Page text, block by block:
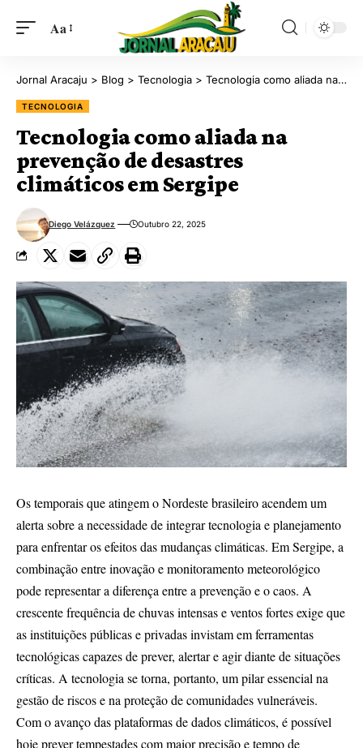
Aa
Jornal Aracaju > Blog > Tecnologia > Tecnologia como aliada na prevenção de desastres climáticos em Sergipe
TECNOLOGIA
Tecnologia como aliada na
prevenção de desastres
climáticos em Sergipe
Diego Velázquez Outubro 22, 2025
Os temporais que atingem o Nordeste brasileiro acendem um
alerta sobre a necessidade de integrar tecnologia e planejamento
para enfrentar os efeitos das mudanças climáticas. Em Sergipe, a
combinação entre inovação e monitoramento meteorológico
pode representar a diferença entre a prevenção e o caos. A
crescente frequência de chuvas intensas e ventos fortes exige que
as instituições públicas e privadas invistam em ferramentas
tecnológicas capazes de prever, alertar e agir diante de situações
críticas. A tecnologia se torna, portanto, um pilar essencial na
gestão de riscos e na proteção de comunidades vulneráveis.
Com o avanço das plataformas de dados climáticos, é possível
hoje prever tempestades com maior precisão e tempo de